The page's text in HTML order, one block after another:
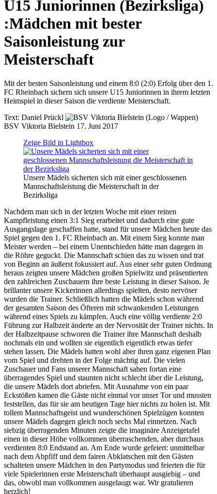
U15 Juniorinnen (Bezirksliga)
:Mädchen mit bester
Saisonleistung zur
Meisterschaft
Mit der besten Saisonleistung und einem 8:0 (2:0) Erfolg über den 1.
FC Rheinbach sichern sich unsere U15 Juniorinnen in ihrem letzten
Heimspiel in dieser Saison die verdiente Meisterschaft.
Text: Daniel Prückl
BSV Viktoria Bielstein 17. Juni 2017
Zeige Bild in Lightbox
Unsere Mädels sicherten sich mit einer geschlossenen
Mannschaftsleistung die Meisterschaft in der
Bezirksliga
Nachdem man sich in der letzten Woche mit einer reinen
Kampfleistung einen 3:1 Sieg erarbeitet und dadurch eine gute
Ausgangslage geschaffen hatte, stand für unsere Mädchen heute das
Spiel gegen den 1. FC Rheinbach an. Mit einem Sieg konnte man
Meister werden – bei einem Unentschieden hätte man dagegen in
die Röhre geguckt. Die Mannschaft schien das zu wissen und trat
von Beginn an äußerst fokussiert auf. Aus einer sehr guten Ordnung
heraus zeigten unsere Mädchen großen Spielwitz und präsentierten
den zahlreichen Zuschauern ihre beste Leistung in dieser Saison. Je
brillanter unsere Kickerinnen allerdings spielten, desto nervöser
wurden die Trainer. Schließlich hatten die Mädels schon während
der gesamten Saison des Öfteren mit schwankenden Leistungen
während eines Spiels zu kämpfen. Auch eine völlig verdiente 2:0
Führung zur Halbzeit änderte an der Nervosität der Trainer nichts. In
der Halbzeitpause schworen die Trainer ihre Mannschaft deshalb
nochmals ein und wollten sie eigentlich eigentlich etwas tiefer
stehen lassen. Die Mädels hatten wohl aber ihren ganz eigenen Plan
vom Spiel und drehten in der Folge mächtig auf. Die vielen
Zuschauer und Fans unserer Mannschaft sahen fortan eine
überragendes Spiel und staunten nicht schlecht über die Leistung,
die unsere Mädels dort abriefen. Mit Ausnahme von ein paar
Eckstößen kamen die Gäste nicht einmal vor unser Tor und mussten
feststellen, das für sie am heutigen Tage hier nichts zu holen ist. Mit
tollem Mannschaftsgeist und wunderschönen Spielzügen konnten
unsere Mädels dagegen gleich noch sechs Mal einnetzen. Nach
siebzig überragenden Minuten zeigte die imaginäre Anzeigetafel
einen in dieser Höhe vollkommen überraschenden, aber durchaus
verdienten 8:0 Endstand an. Am Ende wurde gefeiert: unmittelbar
nach dem Abpfiff und dem fairen Abklatschen mit den Gästen
schalteten unsere Mädchen in den Partymodus und feierten die für
viele Spielerinnen erste Meisterschaft überhaupt ausgiebig ­– und
das, obwohl man vollkommen ausgelaugt war. Wir gratulieren
herzlich!